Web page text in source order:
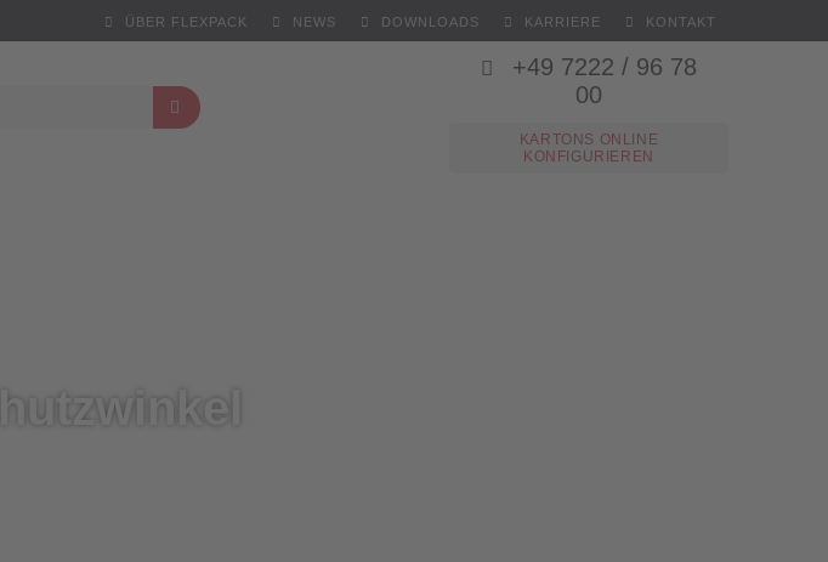
ÜBER FLEXPACK NEWS DOWNLOADS KARRIERE KONTAKT
+49 7222 / 96 78
00
KARTONS ONLINE
KONFIGURIEREN